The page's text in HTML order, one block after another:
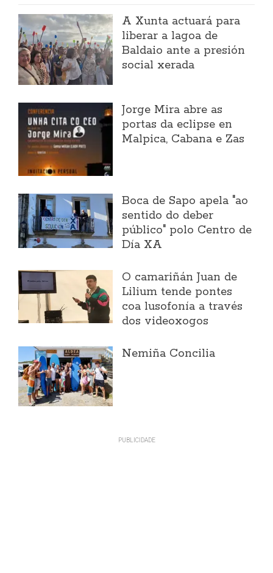
A Xunta actuará para
liberar a lagoa de
Baldaio ante a presión
social xerada
Jorge Mira abre as
portas da eclipse en
Malpica, Cabana e Zas
Boca de Sapo apela "ao
sentido do deber
público" polo Centro de
Día XA
O camariñán Juan de
Lilium tende pontes
coa lusofonía a través
dos videoxogos
Nemiña Concilia